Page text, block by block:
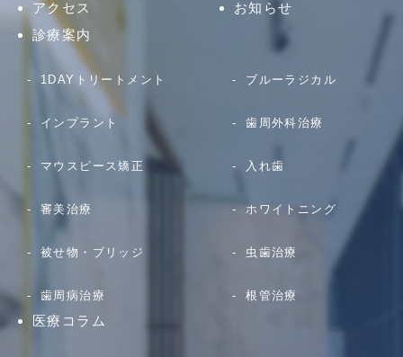
アクセス
お知らせ
診療案内
1DAYトリートメント ブルーラジカル
インプラント 歯周外科治療
マウスピース矯正 入れ歯
審美治療 ホワイトニング
被せ物・ブリッジ 虫歯治療
歯周病治療 根管治療
医療コラム